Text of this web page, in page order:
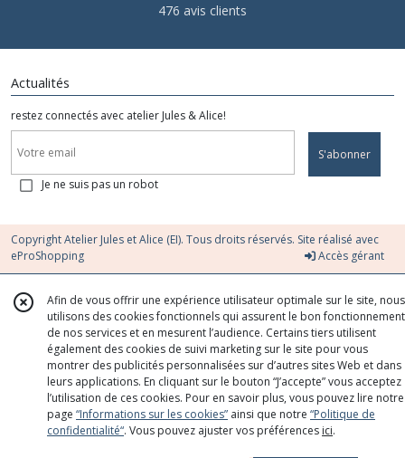
476 avis clients
Actualités
restez connectés avec atelier Jules & Alice!
S'abonner
Je ne suis pas un robot
Copyright Atelier Jules et Alice (EI). Tous droits réservés. Site réalisé avec
eProShopping
Accès gérant
Afin de vous offrir une expérience utilisateur optimale sur le site, nous
utilisons des cookies fonctionnels qui assurent le bon fonctionnement
de nos services et en mesurent l’audience. Certains tiers utilisent
également des cookies de suivi marketing sur le site pour vous
montrer des publicités personnalisées sur d’autres sites Web et dans
leurs applications. En cliquant sur le bouton “J’accepte” vous acceptez
l’utilisation de ces cookies. Pour en savoir plus, vous pouvez lire notre
page “Informations sur les cookies” ainsi que notre “Politique de
confidentialité“. Vous pouvez ajuster vos préférences ici.